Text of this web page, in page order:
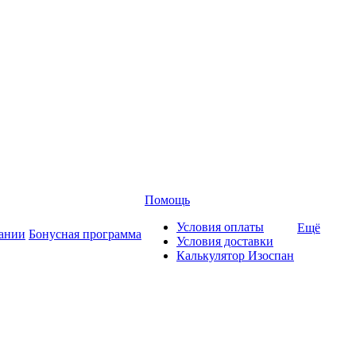
Бонусная программа
Помощь
Условия оплаты
Условия доставки
Калькулятор Изоспан
Ещё